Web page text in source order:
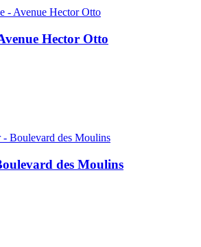
Hector Otto
des Moulins